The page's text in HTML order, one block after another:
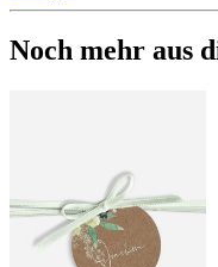
Noch mehr aus